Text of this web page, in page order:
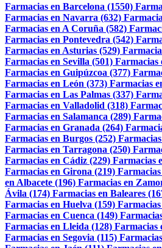
Farmacias en Barcelona (1550)
Farmacias en Navarra (632)
Farmacias en A Coruña (582)
Farmacias en Pontevedra (542)
Farmacias en Asturias (529)
Farmacias en Sevilla (501) Farmacias
Farmacias en Guipúzcoa (377)
Farmacias en León (373) Farmacias
Farmacias en Las Palmas (337)
Farmacias en Valladolid (318)
Farmacias en Salamanca (289)
Farmacias en Granada (264)
Farmacias en Burgos (252)
Farmacias en Tarragona (250)
Farmacias en Cádiz (229) Farmacias
Farmacias en Girona (219)
en Albacete (196) Farmacias en
Ávila (174) Farmacias en Baleares
Farmacias en Huelva (159)
Farmacias en Cuenca (149)
Farmacias en Lleida (128) Farmacias
Farmacias en Segovia (115)